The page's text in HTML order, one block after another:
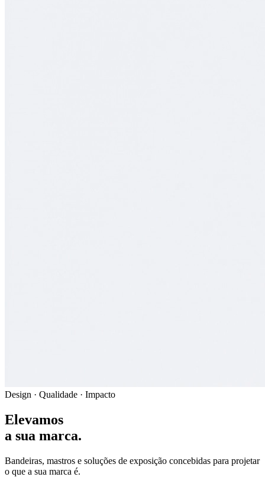
Design · Qualidade · Impacto
Elevamos
a sua marca.
Bandeiras, mastros e soluções de exposição concebidas para projetar
o que a sua marca é.